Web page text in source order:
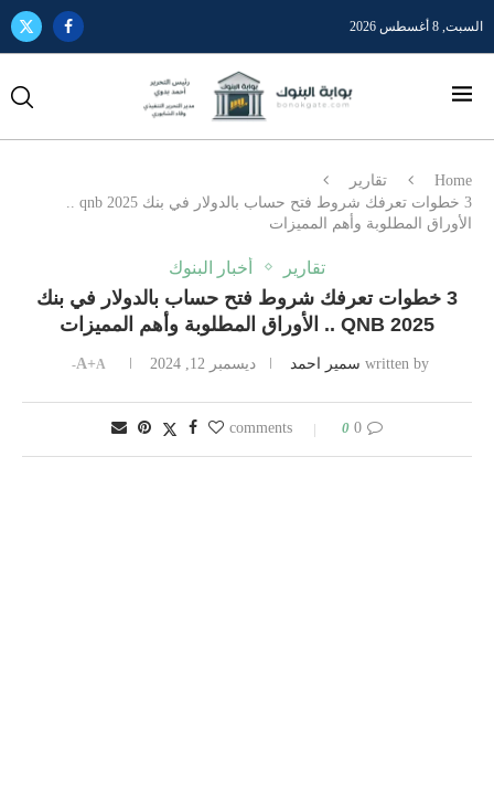
السبت, 8 أغسطس 2026
Home
تقارير
الأوراق المطلوبة وأهم المميزات
تقارير أخبار البنوك
3 خطوات تعرفك شروط فتح حساب بالدولار في بنك
QNB 2025 .. الأوراق المطلوبة وأهم المميزات
written by سمير احمد ديسمبر 12, 2024 A+A-
0 comments
0